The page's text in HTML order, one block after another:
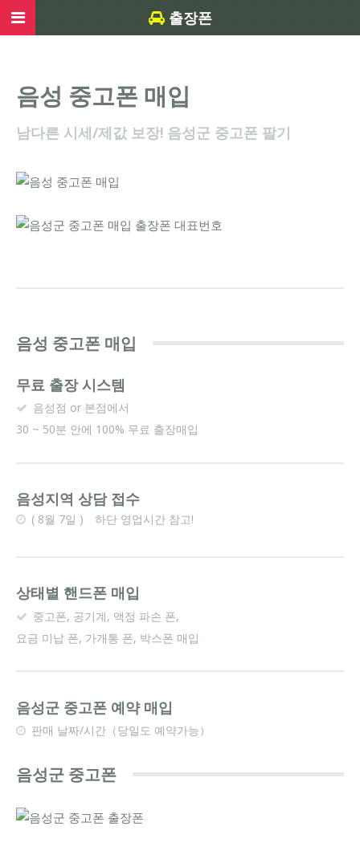
음성 중고폰 매입
무료 출장 시스템
음성점 or 본점에서
30 ~ 50분 안에 100% 무료 출장매입
음성지역 상담 접수
( 8월 7일 ) 하단 영업시간 참고!
상태별 핸드폰 매입
중고폰, 공기계, 액정 파손 폰,
요금 미납 폰, 가개통 폰, 박스폰 매입
음성군 중고폰 예약 매입
판매 날짜/시간（당일도 예약가능）
음성군 중고폰
음성 중고폰 매입
남다른 시세/제값 보장! 음성군 중고폰 팔기
출장폰